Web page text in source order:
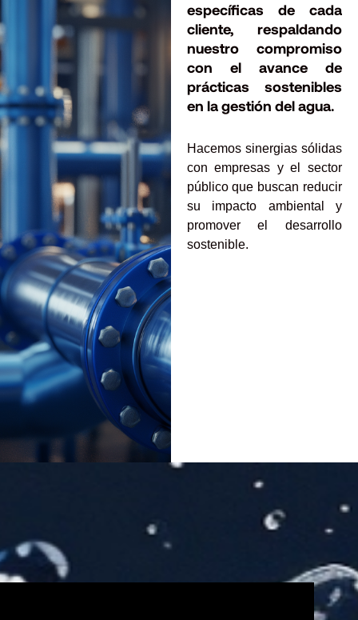
específicas de cada
cliente, respaldando
nuestro compromiso
con el avance de
prácticas sostenibles
en la gestión del agua.
Hacemos sinergias sólidas
con empresas y el sector
público que buscan reducir
su impacto ambiental y
promover el desarrollo
sostenible.